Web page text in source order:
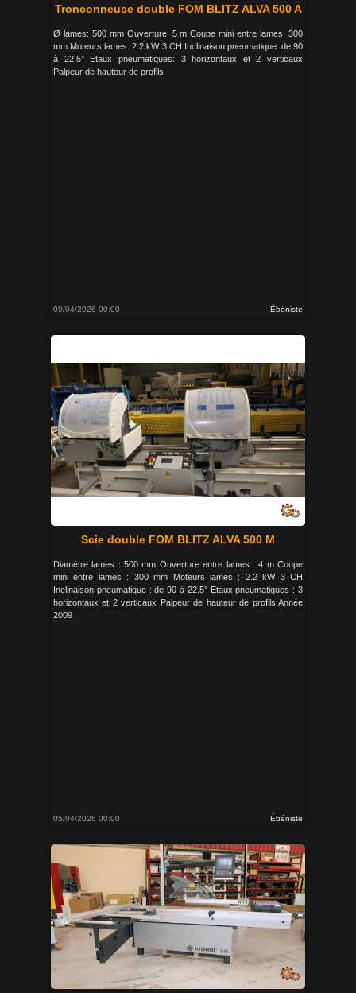
Tronconneuse double FOM BLITZ ALVA 500 A
Ø lames: 500 mm Ouverture: 5 m Coupe mini entre lames: 300
mm Moteurs lames: 2.2 kW 3 CH Inclinaison pneumatique: de 90
à 22.5° Etaux pneumatiques: 3 horizontaux et 2 verticaux
Palpeur de hauteur de profils
09/04/2026 00:00 Ébéniste
Scie double FOM BLITZ ALVA 500 M
Diamètre lames : 500 mm Ouverture entre lames : 4 m Coupe
mini entre lames : 300 mm Moteurs lames : 2.2 kW 3 CH
Inclinaison pneumatique : de 90 à 22.5° Etaux pneumatiques : 3
horizontaux et 2 verticaux Palpeur de hauteur de profils Année
2009
05/04/2026 00:00 Ébéniste